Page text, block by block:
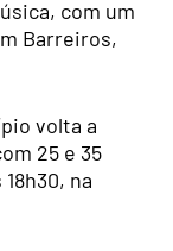
com um
Barreiros,
volta a
25 e 35
na